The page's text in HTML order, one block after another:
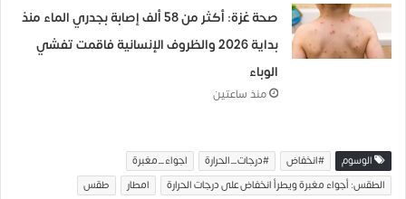
صحة غزة: أكثر من 58 ألف إصابة بجدري الماء منذ
بداية 2026 والظروف الإنسانية فاقمت تفشي
الوباء
منذ ساعتين
الوسوم #انخفاض #درجات_الحرارة
اجواء_مغبرة
الطقس: أجواء مغبرة ويطرأ انخفاض على درجات الحرارة
امطار طقس